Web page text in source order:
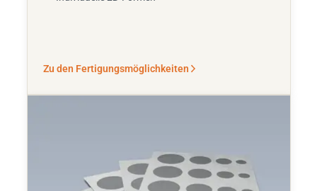
Zu den Fertigungsmöglichkeiten